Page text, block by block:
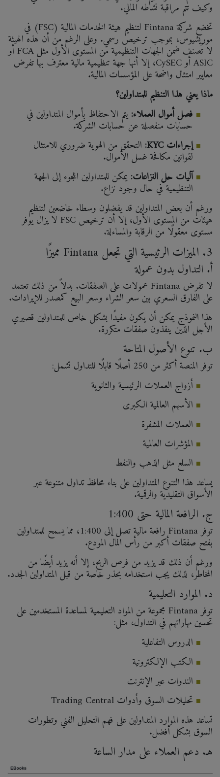
وكيف تتم مراقبة نشاطه المالي.
تخضع شركة Fintana لتنظيم هيئة الخدمات المالية (FSC) في
موريشيوس، بموجب ترخيص رسمي. وعلى الرغم من أن هذه الهيئة
لا تُصنف ضمن الجهات التنظيمية من المستوى الأول مثل FCA أو
ASIC أو CySEC، إلا أنها جهة تنظيمية مالية معترف بها تفرض
معايير امتثال واضحة على المؤسسات المالية.
ماذا يعني هذا التنظيم للمتداولين؟
فصل أموال العملاء: يتم الاحتفاظ بأموال المتداولين في
حسابات منفصلة عن حسابات الشركة.
إجراءات KYC:
التحقق من الهوية ضروري للامتثال
لقوانين مكافحة غسل الأموال.
آليات حل النزاعات: يمكن للمتداولين اللجوء إلى الجهة
التنظيمية في حال وجود نزاع.
ورغم أن بعض المتداولين قد يفضلون وسطاء خاضعين لتنظيم
هيئات من المستوى الأول، إلا أن ترخيص FSC لا يزال يوفر
مستوى معقولًا من الرقابة والمساءلة.
3. الميزات الرئيسية التي تجعل Fintana مميزًا
أ. التداول بدون عمولة
لا تفرض Fintana عمولات على الصفقات. بدلاً من ذلك تعتمد
على الفارق السعري بين سعر الشراء وسعر البيع كمصدر للإيرادات.
هذا النموذج يمكن أن يكون مفيدًا بشكل خاص للمتداولين قصيري
الأجل الذين ينفذون صفقات متكررة.
ب. تنوع الأصول المتاحة
توفر المنصة أكثر من 250 أصلًا قابلًا للتداول تشمل:
أزواج العملات الرئيسية والثانوية
الأسهم العالمية الكبرى
العملات المشفرة
المؤشرات العالمية
السلع مثل الذهب والنفط
يساعد هذا التنوع المتداولين على بناء محافظ تداول متنوعة عبر
الأسواق التقليدية والرقمية.
ج. الرافعة المالية حتى 1:400
توفر Fintana رافعة مالية تصل إلى 1:400، مما يسمح للمتداولين
بفتح صفقات أكبر من رأس المال المودع.
ورغم أن ذلك قد يزيد من فرص الربح، إلا أنه يزيد أيضًا من
المخاطر، لذلك يجب استخدامه بحذر خاصة من قبل المتداولين الجدد.
د. الموارد التعليمية
توفر Fintana مجموعة من المواد التعليمية لمساعدة المستخدمين على
تحسين مهاراتهم في التداول، مثل:
الدروس التفاعلية
الكتب الإلكترونية
الندوات عبر الإنترنت
تحليلات السوق وأدوات Trading Central
تساعد هذه الموارد المتداولين على فهم التحليل الفني وتطورات
السوق بشكل أفضل.
هـ. دعم العملاء على مدار الساعة